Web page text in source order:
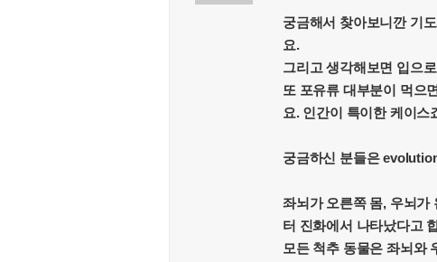
궁금해서 찾아보니깐 기
요.
그리고 생각해보면 입으
또 포유류 대부분이 먹으
요. 인간이 특이한 케이스
궁금하신 분들은
좌뇌가 오른쪽 몸, 우뇌가
터 진화에서 나타났다고
모든 척추 동물은 좌뇌와